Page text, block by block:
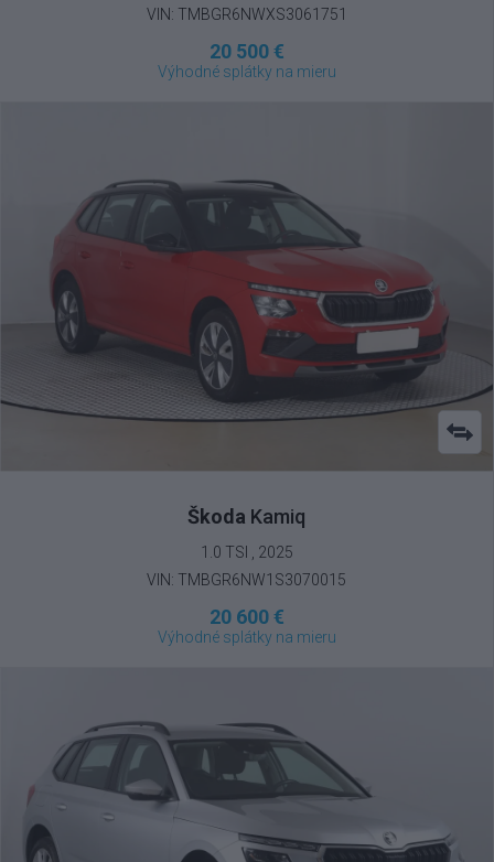
VIN: TMBGR6NWXS3061751
20 500 €
Výhodné splátky na mieru
Škoda Kamiq
1.0 TSI , 2025
VIN: TMBGR6NW1S3070015
20 600 €
Výhodné splátky na mieru